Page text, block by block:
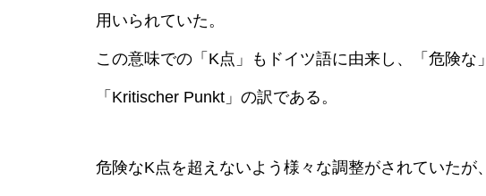
用いられていた。
この意味での「K点」もドイツ語に由来し、「危険な
「Kritischer Punkt」の訳である。
危険なK点を超えないよう様々な調整がされていた